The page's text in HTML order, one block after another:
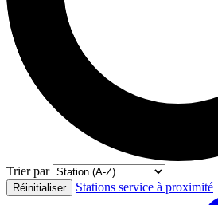
Trier par
Réinitialiser Stations service à proximité